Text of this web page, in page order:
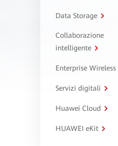
Data Storage
Collaborazione
intelligente
Enterprise Wireless
Servizi digitali
Huawei Cloud
HUAWEI eKit